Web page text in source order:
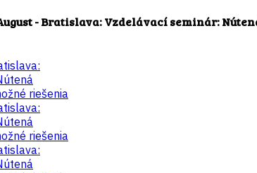
- Bratislava: Vzdelávací seminár: